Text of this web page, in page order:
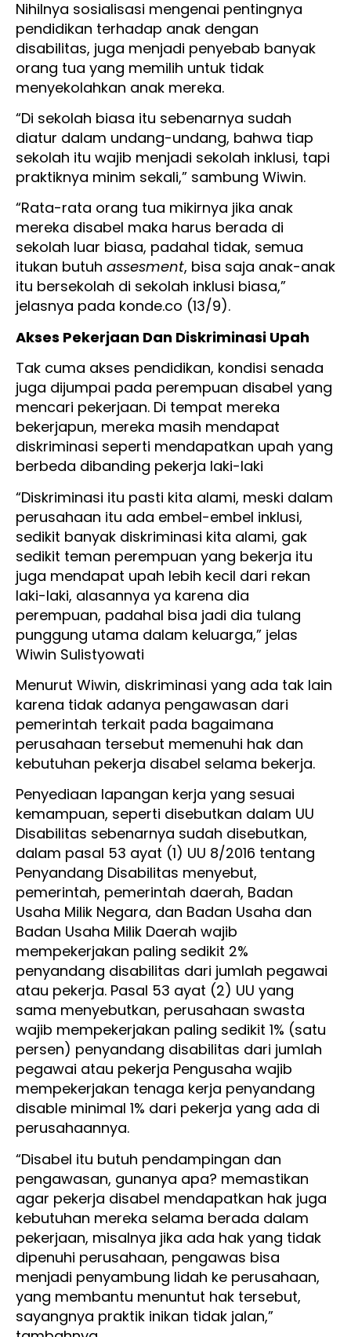
Nihilnya sosialisasi mengenai pentingnya
pendidikan terhadap anak dengan
disabilitas, juga menjadi penyebab banyak
orang tua yang memilih untuk tidak
menyekolahkan anak mereka.
“Di sekolah biasa itu sebenarnya sudah
diatur dalam undang-undang, bahwa tiap
sekolah itu wajib menjadi sekolah inklusi, tapi
praktiknya minim sekali,” sambung Wiwin.
“Rata-rata orang tua mikirnya jika anak
mereka disabel maka harus berada di
sekolah luar biasa, padahal tidak, semua
itukan butuh assesment, bisa saja anak-anak
itu bersekolah di sekolah inklusi biasa,”
jelasnya pada konde.co (13/9).
Akses Pekerjaan Dan Diskriminasi Upah
Tak cuma akses pendidikan, kondisi senada
juga dijumpai pada perempuan disabel yang
mencari pekerjaan. Di tempat mereka
bekerjapun, mereka masih mendapat
diskriminasi seperti mendapatkan upah yang
berbeda dibanding pekerja laki-laki
“Diskriminasi itu pasti kita alami, meski dalam
perusahaan itu ada embel-embel inklusi,
sedikit banyak diskriminasi kita alami, gak
sedikit teman perempuan yang bekerja itu
juga mendapat upah lebih kecil dari rekan
laki-laki, alasannya ya karena dia
perempuan, padahal bisa jadi dia tulang
punggung utama dalam keluarga,” jelas
Wiwin Sulistyowati
Menurut Wiwin, diskriminasi yang ada tak lain
karena tidak adanya pengawasan dari
pemerintah terkait pada bagaimana
perusahaan tersebut memenuhi hak dan
kebutuhan pekerja disabel selama bekerja.
Penyediaan lapangan kerja yang sesuai
kemampuan, seperti disebutkan dalam UU
Disabilitas sebenarnya sudah disebutkan,
dalam pasal 53 ayat (1) UU 8/2016 tentang
Penyandang Disabilitas menyebut,
pemerintah, pemerintah daerah, Badan
Usaha Milik Negara, dan Badan Usaha dan
Badan Usaha Milik Daerah wajib
mempekerjakan paling sedikit 2%
penyandang disabilitas dari jumlah pegawai
atau pekerja. Pasal 53 ayat (2) UU yang
sama menyebutkan, perusahaan swasta
wajib mempekerjakan paling sedikit 1% (satu
persen) penyandang disabilitas dari jumlah
pegawai atau pekerja Pengusaha wajib
mempekerjakan tenaga kerja penyandang
disable minimal 1% dari pekerja yang ada di
perusahaannya.
“Disabel itu butuh pendampingan dan
pengawasan, gunanya apa? memastikan
agar pekerja disabel mendapatkan hak juga
kebutuhan mereka selama berada dalam
pekerjaan, misalnya jika ada hak yang tidak
dipenuhi perusahaan, pengawas bisa
menjadi penyambung lidah ke perusahaan,
yang membantu menuntut hak tersebut,
sayangnya praktik inikan tidak jalan,”